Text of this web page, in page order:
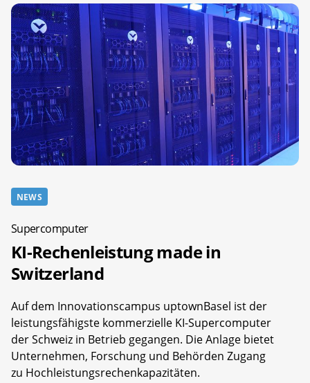
NEWS
Supercomputer
KI-Rechenleistung made in
Switzerland
Auf dem Innovationscampus uptownBasel ist der
leistungsfähigste kommerzielle KI-Supercomputer
der Schweiz in Betrieb gegangen. Die Anlage bietet
Unternehmen, Forschung und Behörden Zugang
zu Hochleistungsrechenkapazitäten.